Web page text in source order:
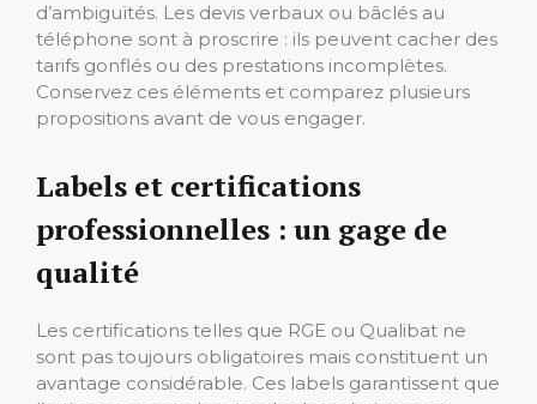
d’ambiguïtés. Les devis verbaux ou bâclés au
téléphone sont à proscrire : ils peuvent cacher des
tarifs gonflés ou des prestations incomplètes.
Conservez ces éléments et comparez plusieurs
propositions avant de vous engager.
Labels et certifications
professionnelles : un gage de
qualité
Les certifications telles que RGE ou Qualibat ne
sont pas toujours obligatoires mais constituent un
avantage considérable. Ces labels garantissent que